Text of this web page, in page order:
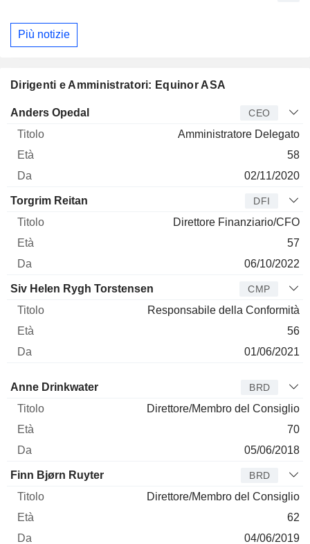
Più notizie
Dirigenti e Amministratori: Equinor ASA
Manager Titolo
Anders Opedal CEO
Amministratore Delegato
58
02/11/2020
Torgrim Reitan DFI
Direttore Finanziario/CFO
57
06/10/2022
Siv Helen Rygh Torstensen CMP
Responsabile della Conformità
56
01/06/2021
Amministratore Titolo
Anne Drinkwater BRD
Direttore/Membro del Consiglio
70
05/06/2018
Finn Bjørn Ruyter BRD
Direttore/Membro del Consiglio
62
04/06/2019